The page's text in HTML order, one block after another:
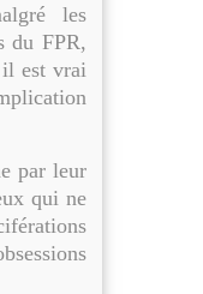
les
du FPR,
est vrai
par leur
qui ne